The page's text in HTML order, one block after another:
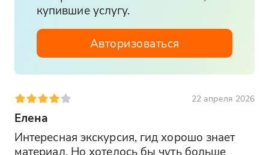
купившие услугу.
Авторизоваться
22 апреля 2026
Елена
Интересная экскурсия, гид хорошо знает
материал. Но хотелось бы чуть больше